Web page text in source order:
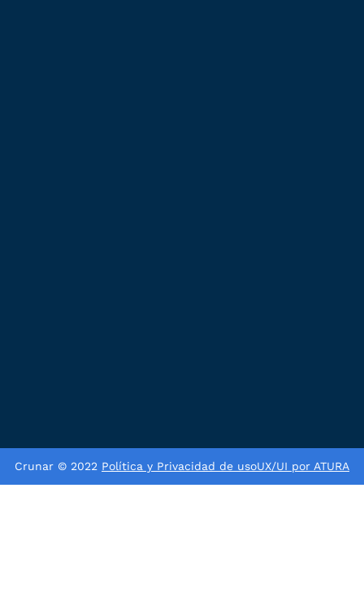
Crunar © 2022 Política y Privacidad de usoUX/UI por ATURA